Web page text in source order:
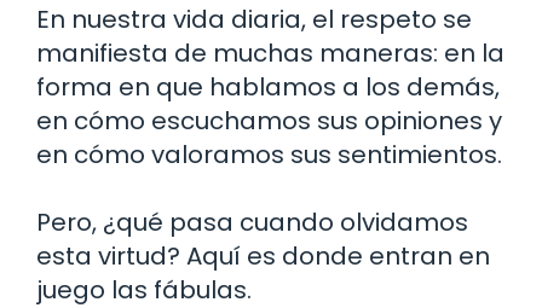
En nuestra vida diaria, el respeto se
manifiesta de muchas maneras: en la
forma en que hablamos a los demás,
en cómo escuchamos sus opiniones y
en cómo valoramos sus sentimientos.
Pero, ¿qué pasa cuando olvidamos
esta virtud? Aquí es donde entran en
juego las fábulas.